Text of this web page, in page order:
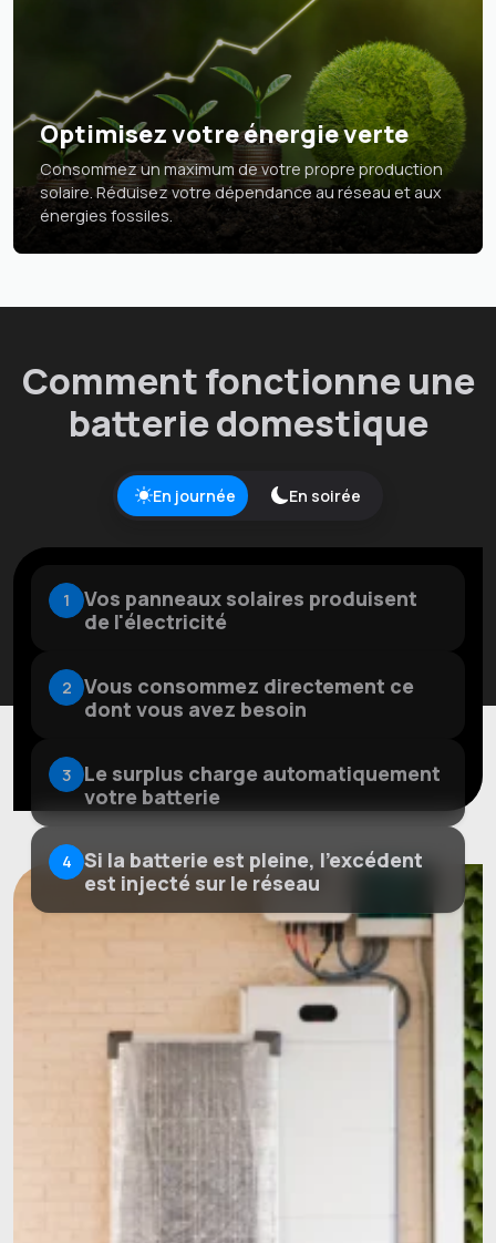
Optimisez votre énergie verte
Consommez un maximum de votre propre production
solaire. Réduisez votre dépendance au réseau et aux
énergies fossiles.
Comment fonctionne une
batterie domestique
En journée En soirée
Loading...
1
Vos panneaux solaires produisent
de l'électricité
2
Vous consommez directement ce
dont vous avez besoin
3
Le surplus charge automatiquement
votre batterie
4
Si la batterie est pleine, l'excédent
est injecté sur le réseau